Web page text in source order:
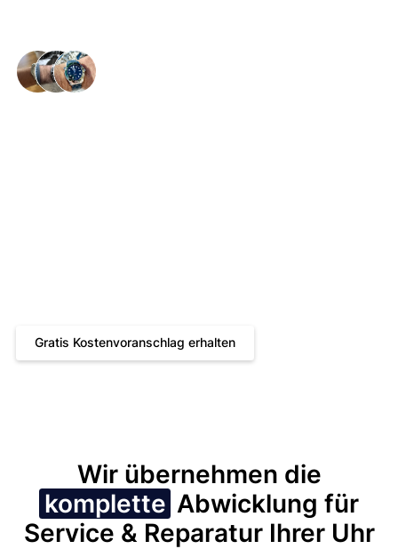
Gratis Kostenvoranschlag erhalten
Wir übernehmen die
komplette Abwicklung für
Service & Reparatur Ihrer Uhr